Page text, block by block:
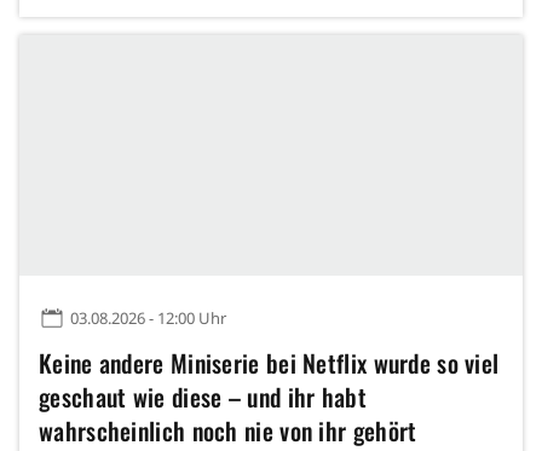
03.08.2026 - 12:00 Uhr
Keine andere Miniserie bei Netflix wurde so viel
geschaut wie diese – und ihr habt
wahrscheinlich noch nie von ihr gehört